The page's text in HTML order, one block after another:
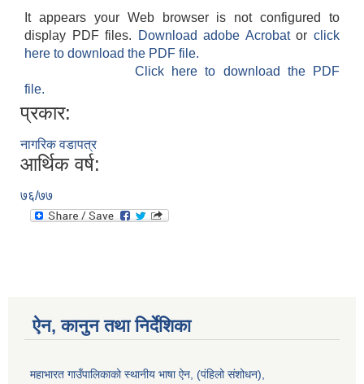
It appears your Web browser is not configured to
display PDF files.
Download adobe Acrobatorclick
here to download the PDF file.
Click here to download the PDF
file.
प्रकार:
नागरिक वडापत्र
आर्थिक वर्ष:
७६/७७
ऐन, कानुन तथा निर्देशिका
महाभारत गाउँपालिकाको स्थानीय भाषा ऐन, (पंहिलो संशोधन),